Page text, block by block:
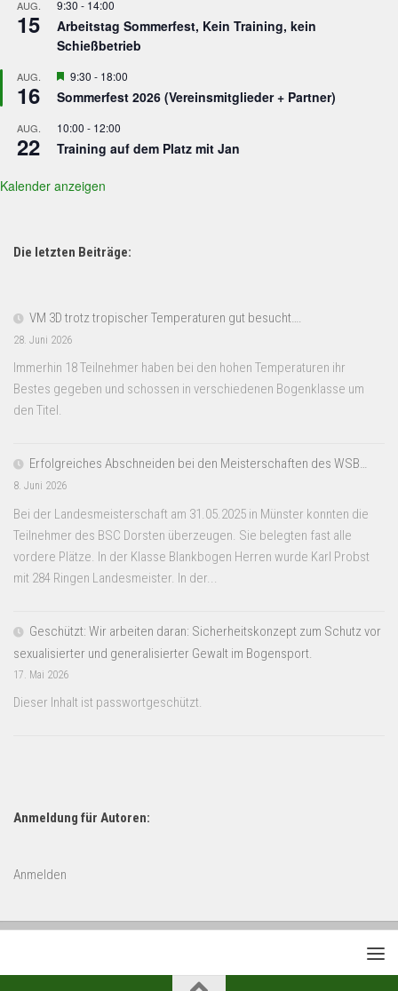
AUG.
15
9:30 - 14:00
Arbeitstag Sommerfest, Kein Training, kein
Schießbetrieb
AUG.
16
Hervorgehoben
9:30 - 18:00
Sommerfest 2026 (Vereinsmitglieder + Partner)
AUG.
22
10:00 - 12:00
Training auf dem Platz mit Jan
Kalender anzeigen
Die letzten Beiträge:
VM 3D trotz tropischer Temperaturen gut besucht….
28. Juni 2026
Immerhin 18 Teilnehmer haben bei den hohen Temperaturen ihr
Bestes gegeben und schossen in verschiedenen Bogenklasse um
den Titel.
Erfolgreiches Abschneiden bei den Meisterschaften des WSB…
8. Juni 2026
Bei der Landesmeisterschaft am 31.05.2025 in Münster konnten die
Teilnehmer des BSC Dorsten überzeugen. Sie belegten fast alle
vordere Plätze. In der Klasse Blankbogen Herren wurde Karl Probst
mit 284 Ringen Landesmeister. In der...
Geschützt: Wir arbeiten daran: Sicherheitskonzept zum Schutz vor
sexualisierter und generalisierter Gewalt im Bogensport.
17. Mai 2026
Dieser Inhalt ist passwortgeschützt.
Anmeldung für Autoren:
Anmelden